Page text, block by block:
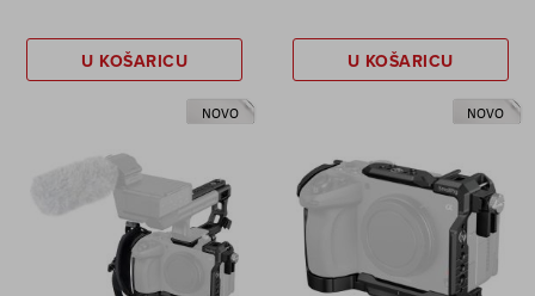
U KOŠARICU U KOŠARICU
NOVO NOVO